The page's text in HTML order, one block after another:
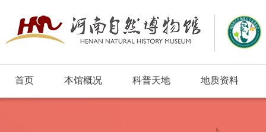
首页 本馆概况 科普天地 地质资料